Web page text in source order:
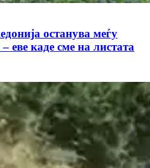
останува меѓу
еве каде сме на листата